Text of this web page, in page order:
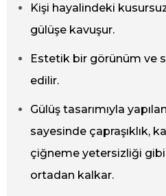
Kişi hayalindeki
gülüşe kavuşur.
Estetik bir görünüm ve
edilir.
Gülüş tasarımıyla
sayesinde çapraşıklık,
çiğneme yetersizliği
ortadan kalkar.